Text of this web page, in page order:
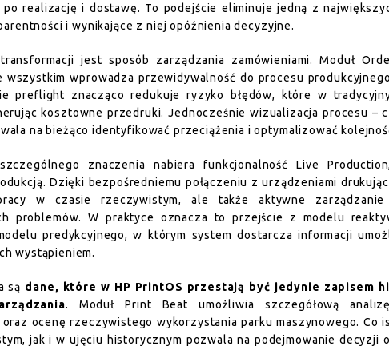
realizację i dostawę. To podejście eliminuje jedną z
i wynikające z niej opóźnienia decyzyjne.
jest sposób zarządzania zamówieniami. Moduł
wszystkim wprowadza przewidywalność do procesu
preflight znacząco redukuje ryzyko błędów, które w
kosztowne przedruki. Jednocześnie wizualizacja procesu –
na bieżąco identyfikować przeciążenia i optymalizować
znaczenia nabiera funkcjonalność Live
Dzięki bezpośredniemu połączeniu z urządzeniami
w czasie rzeczywistym, ale także aktywne
problemów. W praktyce oznacza to przejście z modelu
predykcyjnego, w którym system dostarcza informacji
wystąpieniem.
są dane, które w HP PrintOS przestają być jedynie zapisem
. Moduł Print Beat umożliwia szczegółową
ocenę rzeczywistego wykorzystania parku maszynowego. Co
jak i w ujęciu historycznym pozwala na podejmowanie decyzji